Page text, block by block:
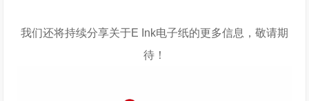
我们还将持续分享关于E Ink电子纸的更多信息，敬请期
待！